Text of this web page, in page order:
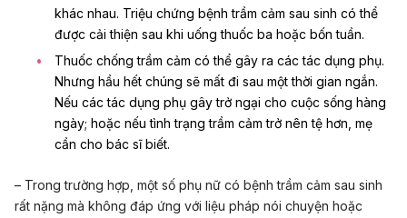
khác nhau. Triệu chứng bệnh trầm cảm sau sinh có thể
được cải thiện sau khi uống thuốc ba hoặc bốn tuần.
Thuốc chống trầm cảm có thể gây ra các tác dụng phụ.
Nhưng hầu hết chúng sẽ mất đi sau một thời gian ngắn.
Nếu các tác dụng phụ gây trở ngại cho cuộc sống hàng
ngày; hoặc nếu tình trạng trầm cảm trở nên tệ hơn, mẹ
cần cho bác sĩ biết.
– Trong trường hợp, một số phụ nữ có bệnh trầm cảm sau sinh
rất nặng mà không đáp ứng với liệu pháp nói chuyện hoặc